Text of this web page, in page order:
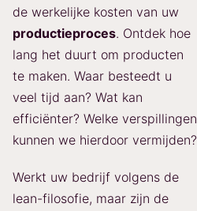
de werkelijke kosten van uw
productieproces. Ontdek hoe
lang het duurt om producten
te maken. Waar besteedt u
veel tijd aan? Wat kan
efficiënter? Welke verspillingen
kunnen we hierdoor vermijden?
Werkt uw bedrijf volgens de
lean-filosofie, maar zijn de